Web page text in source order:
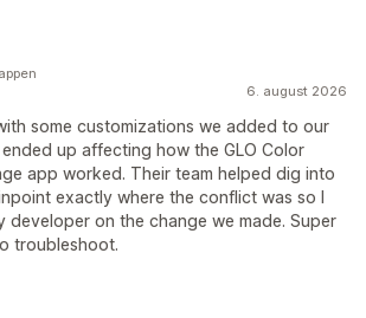
6. august 2026
some customizations we added to our
up affecting how the GLO Color
app worked. Their team helped dig into
exactly where the conflict was so I
developer on the change we made. Super
troubleshoot.